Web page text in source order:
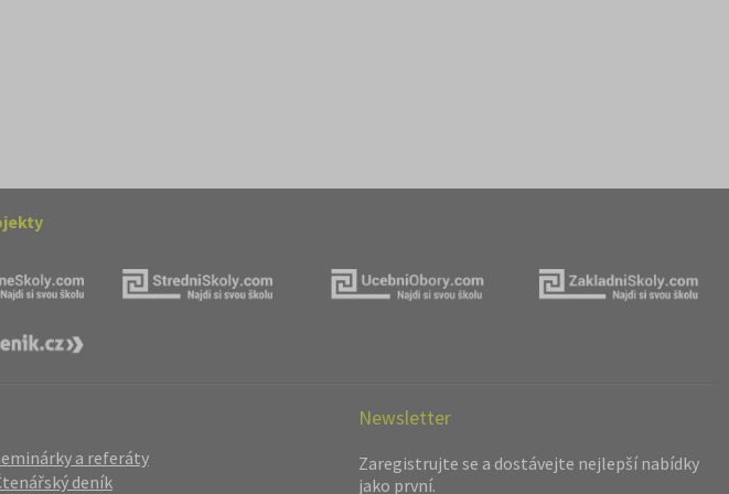
a referáty
deník
Newsletter
Zaregistrujte se a dostávejte nejlepší nabídky
jako první.